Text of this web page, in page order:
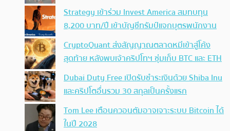
Strategy เข้าร่วม Invest America สมทบทุน
8,200 บาท/ปี เข้าบัญชีทรัมป์แจกบุตรพนักงาน
CryptoQuant ส่งสัญญาณตลาดหมีเข้าสู่โค้ง
สุดท้าย หลังพบเจ้าคริปโทฯ ซุ่มเก็บ BTC และ ETH
Dubai Duty Free เปิดรับชำระเงินด้วย Shiba Inu
และคริปโตอื่นรวม 30 สกุลเป็นครั้งแรก
Tom Lee เตือนควอนตัมอาจเจาะระบบ Bitcoin ได้
ในปี 2028